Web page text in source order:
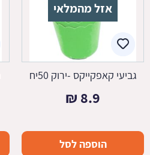
אזל מהמלאי
גביעי קאפקייקס -ירוק 50יח
8.9
₪
הוספה לסל